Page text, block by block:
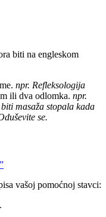
biti na engleskom
npr. Refleksologija
ili dva odlomka. npr.
masaža stopala kada
se.
vašoj pomoćnoj stavci: